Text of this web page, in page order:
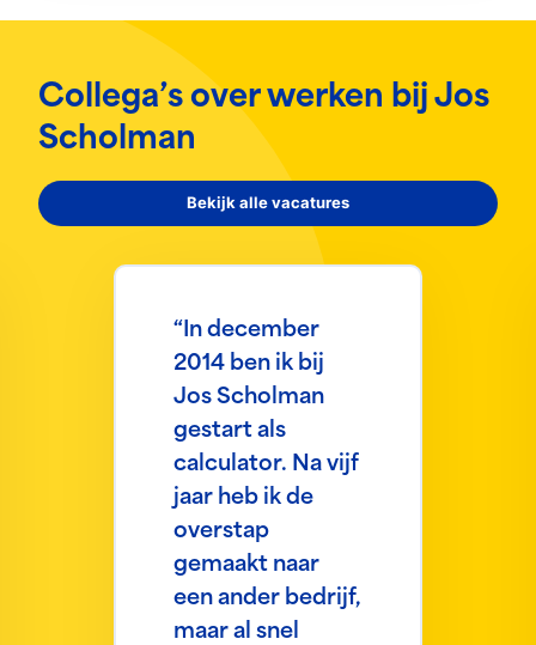
Collega’s over werken bij Jos
Scholman
Bekijk alle vacatures
“In december
2014 ben ik bij
Jos Scholman
gestart als
calculator. Na vijf
jaar heb ik de
overstap
gemaakt naar
een ander bedrijf,
maar al snel